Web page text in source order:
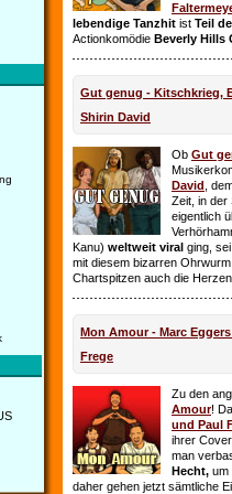
lebendige Tanzhit ist Teil
Actionkomödie Beverly Hills
Gut genug - Kitschkrieg,
Shirin David
Ob Gut
David ,
Zeit, in der
eigentlich
Kanu) weltweit viral ging,
mit diesem bizarren
Chartspitzen auch die
Mon Amour - Marc
Frege
Zu den
Amour!
und Paul
ihrer
man
Hecht, um
daher gehen jetzt sämtliche